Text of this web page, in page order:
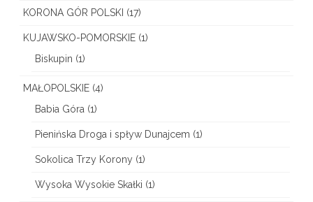
KORONA GÓR POLSKI (17)
KUJAWSKO-POMORSKIE (1)
Biskupin (1)
MAŁOPOLSKIE (4)
Babia Góra (1)
Pienińska Droga i spływ Dunajcem (1)
Sokolica Trzy Korony (1)
Wysoka Wysokie Skałki (1)